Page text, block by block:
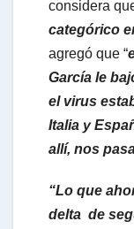
considera
categórico
agregó que “
García le
el virus
Italia y
allí, nos
“Lo que
delta de